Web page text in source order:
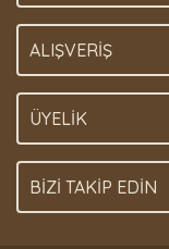
ALIŞVERİŞ
ÜYELİK
BİZİ TAKİP EDİN